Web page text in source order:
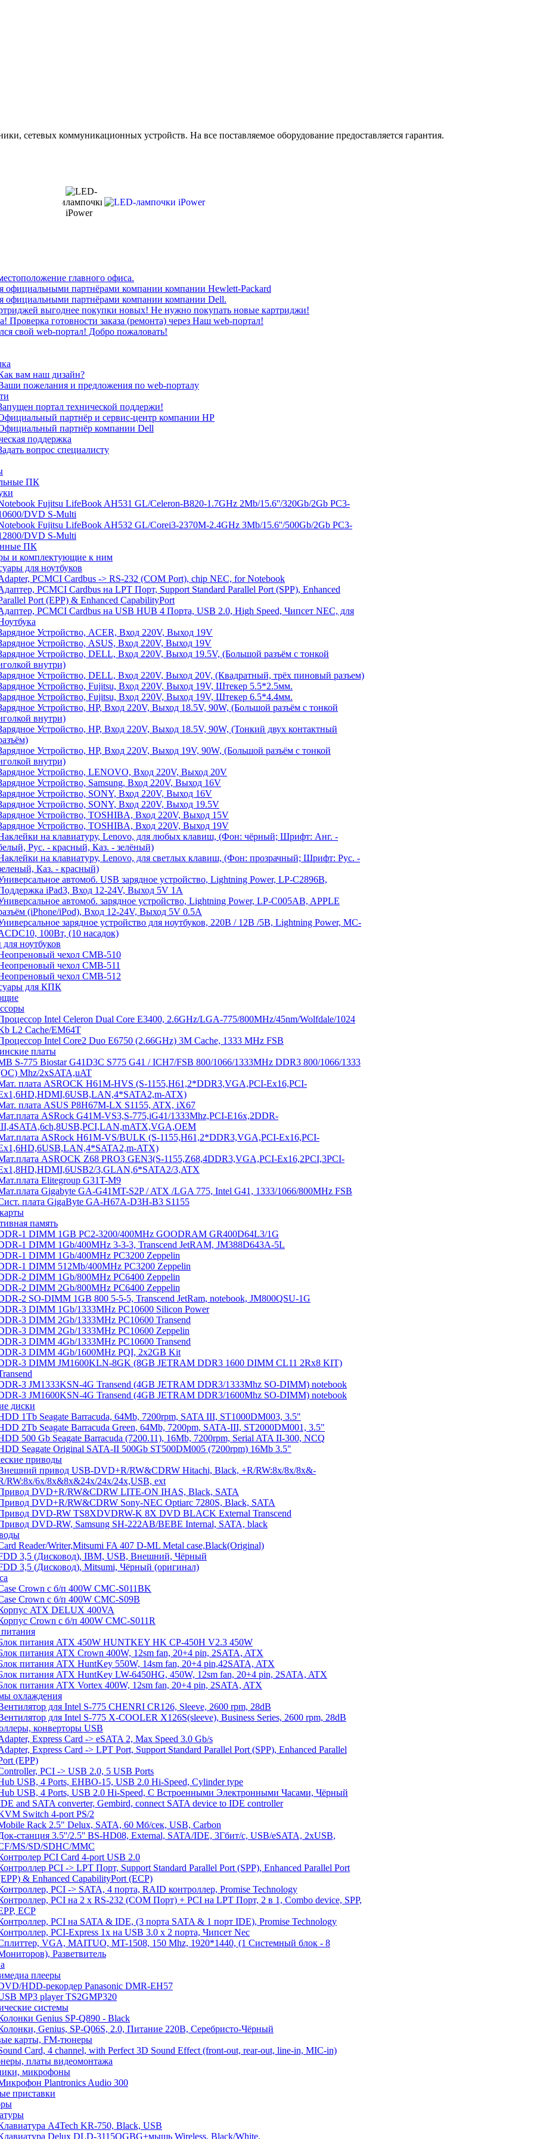
сетевых коммуникационных устройств. На все поставляемое оборудование предоставляется гарантия.
главного офиса.
официальными партнёрами компании компании Hewlett-Packard
официальными партнёрами компании компании Dell.
выгоднее покупки новых! Не нужно покупать новые картриджи!
Проверка готовности заказа (ремонта) через Наш web-портал!
свой web-портал! Добро пожаловать!
вам наш дизайн?
пожелания и предложения по web-порталу
портал технической поддержи!
партнёр и сервис-центр компании HP
партнёр компании Dell
поддержка
вопрос специалисту
ПК
Fujitsu LifeBook AH531 GL/Celeron-B820-1.7GHz 2Mb/15.6''/320Gb/2Gb PC3-
DVD S-Multi
Fujitsu LifeBook AH532 GL/Corei3-2370M-2.4GHz 3Mb/15.6''/500Gb/2Gb PC3-
DVD S-Multi
ПК
и комплектующие к ним
для ноутбуков
PCMCI Cardbus -> RS-232 (COM Port), chip NEC, for Notebook
PCMCI Cardbus на LPT Порт, Support Standard Parallel Port (SPP), Enhanced
Port (EPP) & Enhanced CapabilityPort
PCMCI Cardbus на USB HUB 4 Порта, USB 2.0, High Speed, Чипсет NEC, для
Устройство, ACER, Вход 220V, Выход 19V
Устройство, ASUS, Вход 220V, Выход 19V
Устройство, DELL, Вход 220V, Выход 19.5V, (Большой разъём с тонкой
внутри)
Устройство, DELL, Вход 220V, Выход 20V, (Квадратный, трёх пиновый разъем)
Устройство, Fujitsu, Вход 220V, Выход 19V, Штекер 5.5*2.5мм.
Устройство, Fujitsu, Вход 220V, Выход 19V, Штекер 6.5*4.4мм.
Устройство, HP, Вход 220V, Выход 18.5V, 90W, (Большой разъём с тонкой
внутри)
Устройство, HP, Вход 220V, Выход 18.5V, 90W, (Тонкий двух контактный
Устройство, HP, Вход 220V, Выход 19V, 90W, (Большой разъём с тонкой
внутри)
Устройство, LENOVO, Вход 220V, Выход 20V
Устройство, Samsung, Вход 220V, Выход 16V
Устройство, SONY, Вход 220V, Выход 16V
Устройство, SONY, Вход 220V, Выход 19.5V
Устройство, TOSHIBA, Вход 220V, Выход 15V
Устройство, TOSHIBA, Вход 220V, Выход 19V
на клавиатуру, Lenovo, для любых клавиш, (Фон: чёрный; Шрифт: Анг. -
Рус. - красный, Каз. - зелёный)
на клавиатуру, Lenovo, для светлых клавиш, (Фон: прозрачный; Шрифт: Рус. -
Каз. - красный)
автомоб. USB зарядное устройство, Lightning Power, LP-C2896B,
iPad3, Вход 12-24V, Выход 5V 1A
автомоб. зарядное устройство, Lightning Power, LP-C005AB, APPLE
(iPhone/iPod), Вход 12-24V, Выход 5V 0.5A
зарядное устройство для ноутбуков, 220В / 12В /5В, Lightning Power, MC-
100Вт, (10 насадок)
ноутбуков
чехол СМВ-510
чехол СМВ-511
чехол СМВ-512
для КПК
Intel Celeron Dual Core E3400, 2.6GHz/LGA-775/800MHz/45nm/Wolfdale/1024
L2 Cache/EM64T
Intel Core2 Duo E6750 (2.66GHz) 3M Cache, 1333 MHz FSB
платы
S-775 Biostar G41D3C S775 G41 / ICH7/FSB 800/1066/1333MHz DDR3 800/1066/1333
Mhz/2xSATA,uAT
плата ASROCK H61M-HVS (S-1155,H61,2*DDR3,VGA,PCI-Ex16,PCI-
ATX)
плата ASUS P8H67M-LX S1155, ATX, iX67
ASRock G41M-VS3,S-775,iG41/1333Mhz,PCI-E16x,2DDR-
ASRock H61M-VS/BULK (S-1155,H61,2*DDR3,VGA,PCI-Ex16,PCI-
ATX)
ASROCK Z68 PRO3 GEN3(S-1155,Z68,4DDR3,VGA,PCI-Ex16,2PCI,3PCI-
3,GLAN,6*SATA2/3,ATX
Elitegroup G31T-M9
Gigabyte GA-G41MT-S2P / ATX /LGA 775, Intel G41, 1333/1066/800MHz FSB
плата GigaByte GA-H67A-D3H-B3 S1155
память
1 DIMM 1GB PC2-3200/400MHz GOODRAM GR400D64L3/1G
1 DIMM 1Gb/400MHz 3-3-3, Transcend JetRAM, JM388D643A-5L
1 DIMM 1Gb/400MHz PC3200 Zeppelin
1 DIMM 512Mb/400MHz PC3200 Zeppelin
2 DIMM 1Gb/800MHz PC6400 Zeppelin
2 DIMM 2Gb/800MHz PC6400 Zeppelin
2 SO-DIMM 1GB 800 5-5-5, Transcend JetRam, notebook, JM800QSU-1G
3 DIMM 1Gb/1333MHz PC10600 Silicon Power
3 DIMM 2Gb/1333MHz PC10600 Transend
3 DIMM 2Gb/1333MHz PC10600 Zeppelin
3 DIMM 4Gb/1333MHz PC10600 Transend
3 DIMM 4Gb/1600MHz PQI, 2x2GB Kit
3 DIMM JM1600KLN-8GK (8GB JETRAM DDR3 1600 DIMM CL11 2Rx8 KIT)
3 JM1333KSN-4G Transend (4GB JETRAM DDR3/1333Mhz SO-DIMM) notebook
3 JM1600KSN-4G Transend (4GB JETRAM DDR3/1600Mhz SO-DIMM) notebook
диски
1Tb Seagate Barracuda, 64Mb, 7200rpm, SATA III, ST1000DM003, 3.5"
2Tb Seagate Barracuda Green, 64Mb, 7200pm, SATA-III, ST2000DM001, 3.5"
500 Gb Seagate Barracuda (7200.11), 16Mb, 7200rpm, Serial ATA II-300, NCQ
Seagate Original SATA-II 500Gb ST500DM005 (7200rpm) 16Mb 3.5"
приводы
привод USB-DVD+R/RW&CDRW Hitachi, Black, +R/RW:8x/8x/8x&-
RW:8x/6x/8x&8x&24x/24x/24x,USB, ext
DVD+R/RW&CDRW LITE-ON IHAS, Black, SATA
DVD+R/RW&CDRW Sony-NEC Optiarc 7280S, Black, SATA
DVD-RW TS8XDVDRW-K 8X DVD BLACK External Transcend
DVD-RW, Samsung SH-222АВ/BEBE Internal, SATA, black
Reader/Writer,Mitsumi FA 407 D-ML Metal case,Black(Original)
3,5 (Дисковод), IBM, USB, Внешний, Чёрный
3,5 (Дисковод), Mitsumi, Чёрный (оригинал)
Crown c б/п 400W CMC-S011BK
Crown c б/п 400W CMC-S09B
ATX DELUX 400VA
Crown c б/п 400W CMC-S011R
питания ATX 450W HUNTKEY HK CP-450H V2.3 450W
питания ATX Crown 400W, 12sm fan, 20+4 pin, 2SATA, ATX
питания ATX HuntKey 550W, 14sm fan, 20+4 pin,42SATA, ATX
питания ATX HuntKey LW-6450HG, 450W, 12sm fan, 20+4 pin, 2SATA, ATX
питания ATX Vortex 400W, 12sm fan, 20+4 pin, 2SATA, ATX
охлаждения
для Intel S-775 CHENRI CR126, Sleeve, 2600 rpm, 28dB
для Intel S-775 X-COOLER X126S(sleeve), Business Series, 2600 rpm, 28dB
конверторы USB
Express Card -> eSATA 2, Max Speed 3.0 Gb/s
Express Card -> LPT Port, Support Standard Parallel Port (SPP), Enhanced Parallel
(EPP)
PCI -> USB 2.0, 5 USB Ports
USB, 4 Ports, EHBO-15, USB 2.0 Hi-Speed, Cylinder type
USB, 4 Ports, USB 2.0 Hi-Speed, С Встроенными Электронными Часами, Чёрный
and SATA converter, Gembird, connect SATA device to IDE controller
Switch 4-port PS/2
Rack 2.5" Delux, SATA, 60 Мб/сек, USB, Carbon
станция 3.5''/2.5'' BS-HD08, External, SATA/IDE, 3Гбит/с, USB/eSATA, 2xUSB,
MS/SD/SDHC/MMC
PCI Card 4-port USB 2.0
PCI -> LPT Порт, Support Standard Parallel Port (SPP), Enhanced Parallel Port
& Enhanced CapabilityPort (ECP)
PCI -> SATA, 4 порта, RAID контроллер, Promise Technology
PCI на 2 x RS-232 (COM Порт) + PCI на LPT Порт, 2 в 1, Combo device, SPP,
ECP
PCI на SATA & IDE, (3 порта SATA & 1 порт IDE), Promise Technology
PCI-Express 1x на USB 3.0 x 2 порта, Чипсет Nec
VGA, MAITUO, MT-1508, 150 Mhz, 1920*1440, (1 Системный блок - 8
Разветвитель
плееры
HDD-рекордер Panasonic DMR-EH57
MP3 player TS2GMP320
системы
Genius SP-Q890 - Black
Genius, SP-Q06S, 2.0, Питание 220В, Серебристо-Чёрный
карты, FM-тюнеры
Card, 4 channel, with Perfect 3D Sound Effect (front-out, rear-out, line-in, MIC-in)
платы видеомонтажа
микрофоны
Plantronics Audio 300
приставки
A4Tech KR-750, Black, USB
Delux DLD-3115OGBG+мышь Wireless, Black/White.